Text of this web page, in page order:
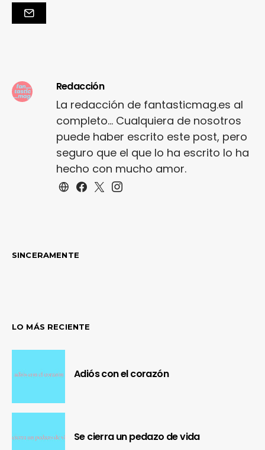
Redacción
La redacción de fantasticmag.es al
completo... Cualquiera de nosotros
puede haber escrito este post, pero
seguro que el que lo ha escrito lo ha
hecho con mucho amor.
SINCERAMENTE
LO MÁS RECIENTE
Adiós con el corazón
Se cierra un pedazo de vida